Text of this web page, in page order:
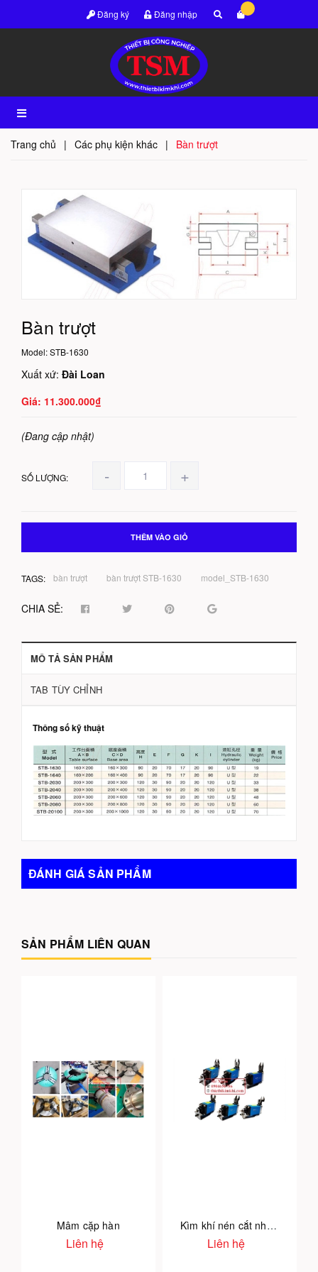
Đăng ký Đăng nhập
Trang chủ | Các phụ kiện khác | Bàn trượt
Bàn trượt
Model:STB-1630
Xuất xứ: Đài Loan
11.300.000₫
(Đang cập nhật)
SỐ LƯỢNG: - +
THÊM VÀO GIỎ
TAGS: bàn trượt bàn trượt STB-1630 model_STB-1630
CHIA SẺ:
MÔ TẢ SẢN PHẨM
TAB TÙY CHỈNH
Thông số kỹ thuật
ĐÁNH GIÁ SẢN PHẨM
SẢN PHẨM LIÊN QUAN
Mâm cặp hàn
Liên hệ
Kìm khí nén cắt nhựa tự động
Liên hệ